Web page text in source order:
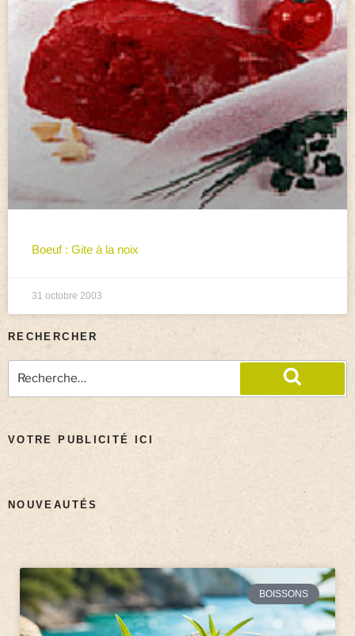
Boeuf : Gite à la noix
31 octobre 2003
RECHERCHER
VOTRE PUBLICITÉ ICI
NOUVEAUTÉS
BOISSONS